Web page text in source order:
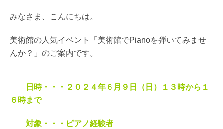
みなさま、こんにちは。
美術館の人気イベント「美術館でPianoを弾いてみませ
んか？」のご案内です。
日時・・・２０２４年６月９日（日）１３時から１
６時まで
対象・・・ピアノ経験者